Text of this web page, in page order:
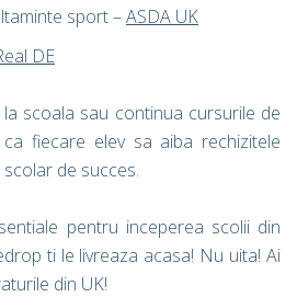
sport –ASDA UK
DE
scoala sau continua cursurile de
fiecare elev sa aiba rechizitele
de succes.
pentru inceperea scolii din
ti le livreaza acasa! Nu uita! Ai
din UK!